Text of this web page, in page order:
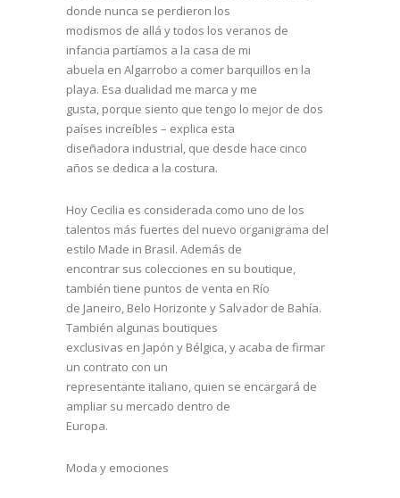
donde nunca se perdieron los
modismos de allá y todos los veranos de
infancia partíamos a la casa de mi
abuela en Algarrobo a comer barquillos en la
playa. Esa dualidad me marca y me
gusta, porque siento que tengo lo mejor de dos
países increíbles – explica esta
diseñadora industrial, que desde hace cinco
años se dedica a la costura.
Hoy Cecilia es considerada como uno de los
talentos más fuertes del nuevo organigrama del
estilo Made in Brasil. Además de
encontrar sus colecciones en su boutique,
también tiene puntos de venta en Río
de Janeiro, Belo Horizonte y Salvador de Bahía.
También algunas boutiques
exclusivas en Japón y Bélgica, y acaba de firmar
un contrato con un
representante italiano, quien se encargará de
ampliar su mercado dentro de
Europa.
Moda y emociones